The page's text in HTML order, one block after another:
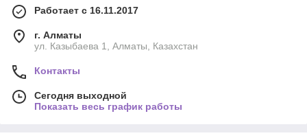
Работает с 16.11.2017
г. Алматы
ул. Казыбаева 1, Алматы, Казахстан
Контакты
Сегодня выходной
Показать весь график работы